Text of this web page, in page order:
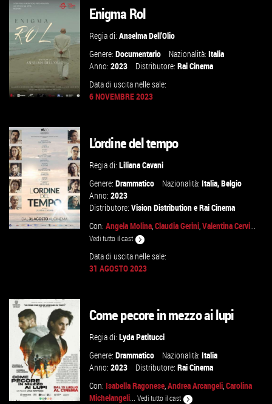
VAI ALLA SCHEDA
GUARDA IL TRAILER
VAI ALLA SCHEDA
Enigma Rol
Regia di:Anselma Dell'Olio
Genere:Documentario Nazionalità:Italia
Anno:2023 Distributore:Rai Cinema
Data di uscita nelle sale:
6 NOVEMBRE 2023
VAI ALLA SCHEDA
L'ordine del tempo
Regia di:Liliana Cavani
Genere:Drammatico Nazionalità:Italia,Belgio
Anno:2023
Distributore:Vision DistributioneRai Cinema
Con:Angela Molina,Claudia Gerini,Valentina Cervi...
Vedi tutto il cast
Data di uscita nelle sale:
31 AGOSTO 2023
Come pecore in mezzo ai lupi
Regia di:Lyda Patitucci
Genere:Drammatico Nazionalità:Italia
Anno:2023 Distributore:Rai Cinema
Con:Isabella Ragonese,Andrea Arcangeli,Carolina
Michelangeli...Vedi tutto il cast